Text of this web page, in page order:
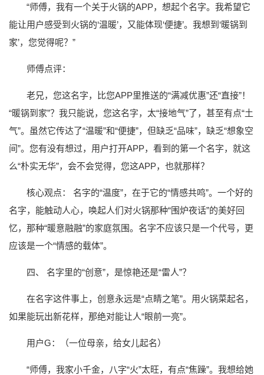
“师傅，我有一个关于火锅的APP，想起个名字。我希望它
能让用户感受到火锅的‘温暖’，又能体现‘便捷’。我想到‘暖锅到
家’，您觉得呢？”
师傅点评：
老兄，您这名字，比您APP里推送的“满减优惠”还“直接”！
“暖锅到家”？我只能说，您这名字，太“接地气”了，甚至有点“土
气”。虽然它传达了“温暖”和“便捷”，但缺乏“品味”，缺乏“想象空
间”。您有没有想过，用户打开APP，看到的第一个名字，就这
么“朴实无华”，会不会觉得，您这APP，也就那样？
核心观点： 名字的“温度”，在于它的“情感共鸣”。一个好的
名字，能触动人心，唤起人们对火锅那种“围炉夜话”的美好回
忆，那种“暖意融融”的家庭氛围。名字不应该只是一个代号，更
应该是一个“情感的载体”。
四、 名字里的“创意”，是惊艳还是“雷人”？
在名字这件事上，创意永远是“点睛之笔”。用火锅菜起名，
如果能玩出新花样，那绝对能让人“眼前一亮”。
用户G：（一位母亲，给女儿起名）
“师傅，我家小千金，八字“火”太旺，有点“焦躁”。我想给她